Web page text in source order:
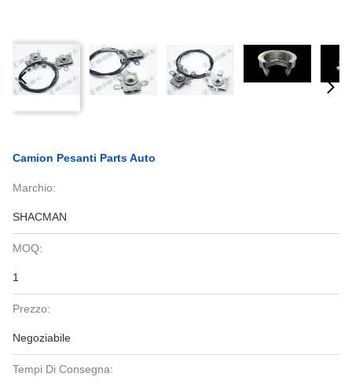
Camion Pesanti Parts Auto
Marchio:
SHACMAN
MOQ:
1
Prezzo:
Negoziabile
Tempi Di Consegna: